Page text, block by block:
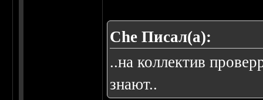
Che Писал(а):
..на коллектив
знают..